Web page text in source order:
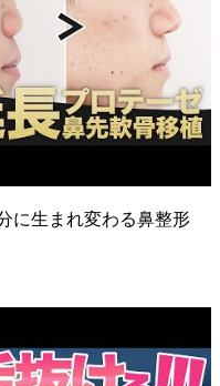
に生まれ変わる鼻整形